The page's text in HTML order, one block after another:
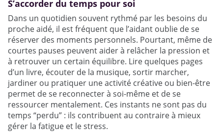
S’accorder du temps pour soi
Dans un quotidien souvent rythmé par les besoins du
proche aidé, il est fréquent que l’aidant oublie de se
réserver des moments personnels. Pourtant, même de
courtes pauses peuvent aider à relâcher la pression et
à retrouver un certain équilibre. Lire quelques pages
d’un livre, écouter de la musique, sortir marcher,
jardiner ou pratiquer une activité créative ou bien-être
permet de se reconnecter à soi-même et de se
ressourcer mentalement. Ces instants ne sont pas du
temps “perdu” : ils contribuent au contraire à mieux
gérer la fatigue et le stress.